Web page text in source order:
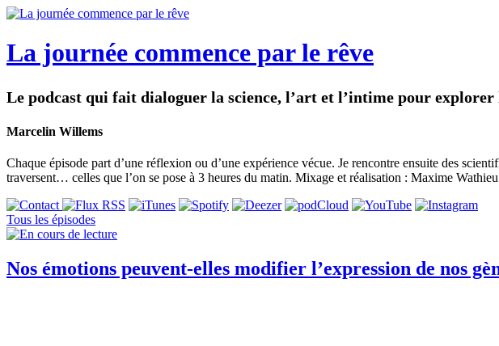
La journée commence par le rêve
Le podcast qui fait dialoguer la science, l’art et l’intime pour explorer
Marcelin Willems
Chaque épisode part d’une réflexion ou d’une expérience vécue. Je rencontre ensuite des
traversent… celles que l’on se pose à 3 heures du matin. Mixage et réalisation : Maxime
Tous les épisodes
Nos émotions peuvent-elles modifier l’expression de nos